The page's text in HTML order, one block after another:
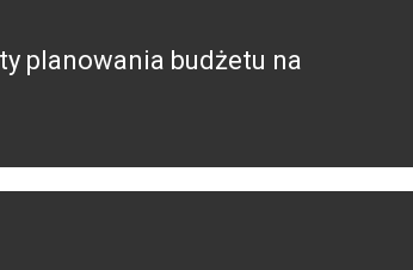
planowania budżetu na